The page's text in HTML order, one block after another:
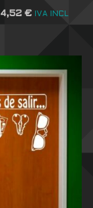
14,52 € IVA INCL